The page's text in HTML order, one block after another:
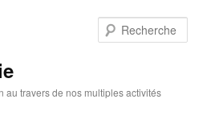
au travers de nos multiples activités